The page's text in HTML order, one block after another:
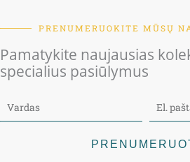
PRENUMERUOKITE MŪSŲ
Pamatykite naujausias
specialius pasiūlymus